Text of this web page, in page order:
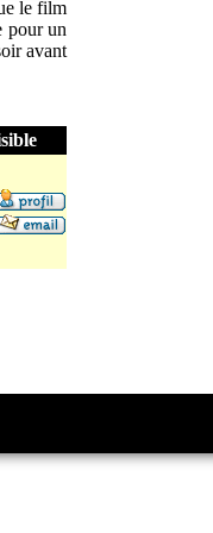
le film
pour un
avant